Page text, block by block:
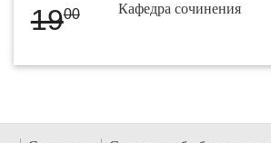
1900 Кафедра сочинения